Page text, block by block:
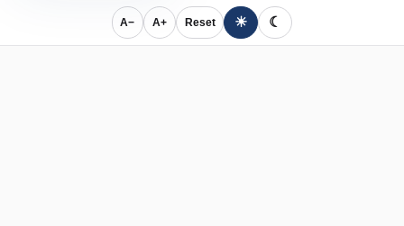
A− A+ Reset ☀ ☾